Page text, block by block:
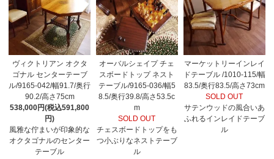
ヴィクトリアン オクタ
ゴナル センターテーブ
ル/9165-042/幅91.7/奥行
90.2/高さ75cm
538,000円(税込591,800
円)
風雅な佇まいが印象的な
オクタゴナルのセンター
テーブル
オーバルシェイプ チェ
スボードトップ ネスト
テーブル/9165-036/幅5
8.5/奥行39.8/高さ53.5c
m
SOLD OUT
チェスボードトップをも
つ小ぶりなネストテーブ
ル
マーケットリーインレイ
ドテーブル /1010-115/幅
83.5/奥行83.5/高さ73cm
SOLD OUT
サテンウッドの風合いあ
ふれるインレイドテーブ
ル